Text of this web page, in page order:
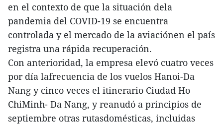
en el contexto de que la situación dela
pandemia del COVID-19 se encuentra
controlada y el mercado de la aviaciónen el país
registra una rápida recuperación.
Con anterioridad, la empresa elevó cuatro veces
por día lafrecuencia de los vuelos Hanoi-Da
Nang y cinco veces el itinerario Ciudad Ho
ChiMinh- Da Nang, y reanudó a principios de
septiembre otras rutasdomésticas, incluidas